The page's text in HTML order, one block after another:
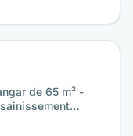
de 65 m² -